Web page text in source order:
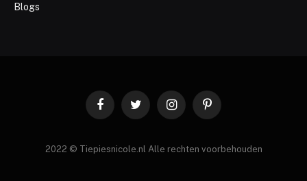
Blogs
FacebookTwitter InstagramPinterest
2022 © Tiepiesnicole.nl Alle rechten voorbehouden